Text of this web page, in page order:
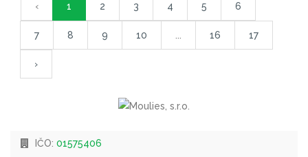
‹ 1 2 3 4 5 6
7 8 9 10 16 17
›
IČO: 01575406